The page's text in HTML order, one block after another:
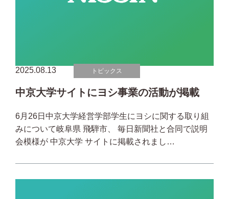
2025.08.13 トピックス
中京大学サイトにヨシ事業の活動が掲載
6月26日中京大学経営学部学生にヨシに関する取り組
みについて岐阜県 飛騨市、 毎日新聞社と合同で説明
会模様が 中京大学 サイトに掲載されまし…